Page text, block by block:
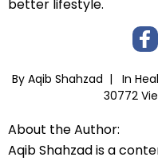
better lifestyle.
By Aqib Shahzad | In
30772
About the Author:
Aqib Shahzad is a